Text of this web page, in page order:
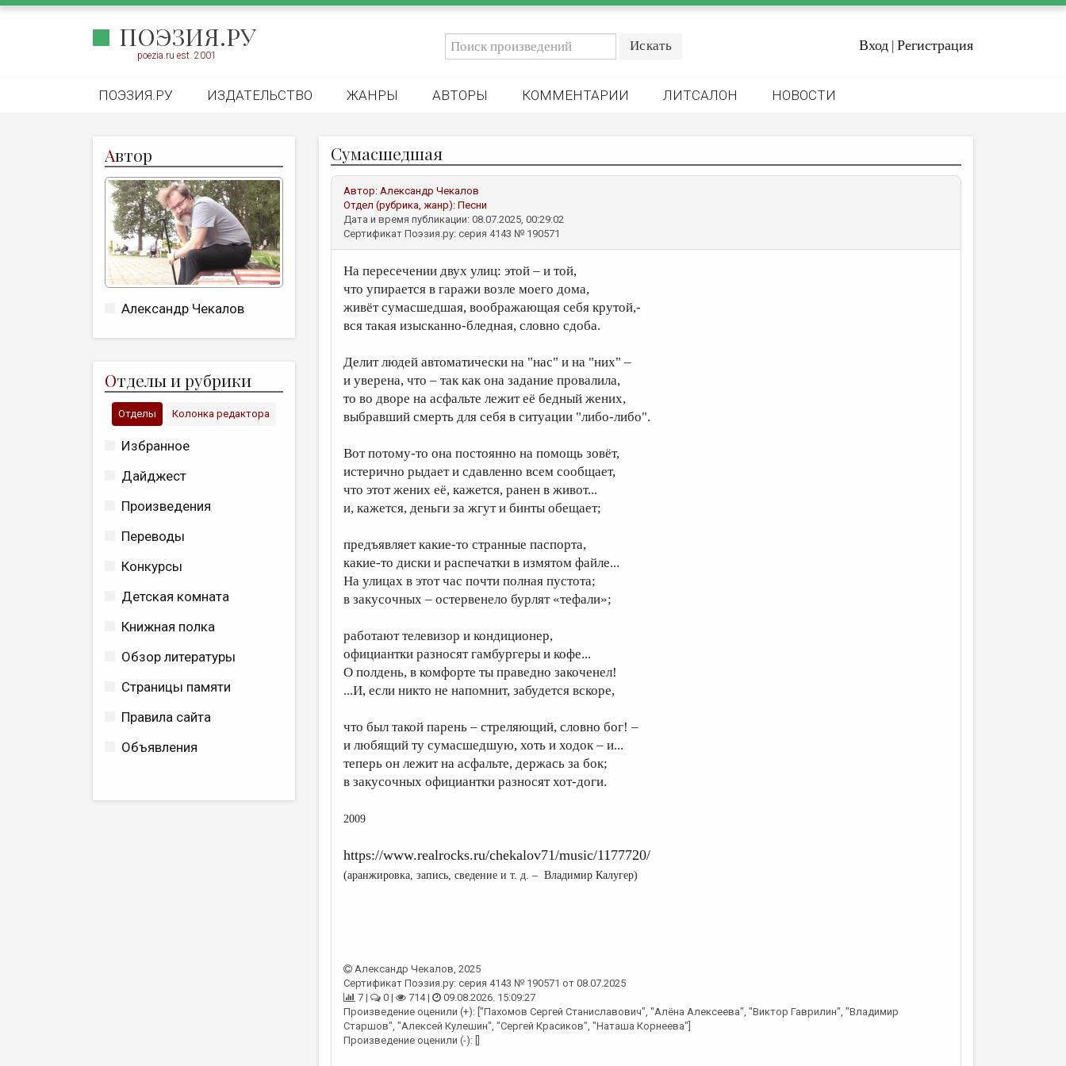
ПОЭЗИЯ.РУ
poezia.ru est. 2001
Вход | Регистрация
ПОЭЗИЯ.РУ ИЗДАТЕЛЬСТВО ЖАНРЫ АВТОРЫ КОММЕНТАРИИ ЛИТСАЛОН НОВОСТИ
Автор
Александр Чекалов
Отделы и рубрики
Отделы Колонка редактора
Избранное
Дайджест
Произведения
Переводы
Конкурсы
Детская комната
Книжная полка
Обзор литературы
Страницы памяти
Правила сайта
Объявления
Сумасшедшая
Автор: Александр Чекалов
Отдел (рубрика, жанр): Песни
Дата и время публикации: 08.07.2025, 00:29:02
Сертификат Поэзия.ру: серия 4143 № 190571
На пересечении двух улиц: этой – и той,
что упирается в гаражи возле моего дома,
живёт сумасшедшая, воображающая себя крутой,-
вся такая изысканно-бледная, словно сдоба.
Делит людей автоматически на "нас" и на "них" –
и уверена, что – так как она задание провалила,
то во дворе на асфальте лежит её бедный жених,
выбравший смерть для себя в ситуации "либо-либо".
Вот потому-то она постоянно на помощь зовёт,
истерично рыдает и сдавленно всем сообщает,
что этот жених её, кажется, ранен в живот...
и, кажется, деньги за жгут и бинты обещает;
предъявляет какие-то странные паспорта,
какие-то диски и распечатки в измятом файле...
На улицах в этот час почти полная пустота;
в закусочных – остервенело бурлят «тефали»;
работают телевизор и кондиционер,
официантки разносят гамбургеры и кофе...
О полдень, в комфорте ты праведно закоченел!
...И, если никто не напомнит, забудется вскоре,
что был такой парень – стреляющий, словно бог! –
и любящий ту сумасшедшую, хоть и ходок – и...
теперь он лежит на асфальте, держась за бок;
в закусочных официантки разносят хот-доги.
2009
https://www.realrocks.ru/chekalov71/music/1177720/
­­(аранжировка, запись, сведение и т. д. – Владимир Калугер)
Александр Чекалов, 2025
Сертификат Поэзия.ру: серия 4143 № 190571 от 08.07.2025
7 |
0 | 714 |
09.08.2026. 15:09:27
Произведение оценили (+): ["Пахомов Сергей Станиславович", "Алёна Алексеева", "Виктор Гаврилин", "Владимир
Старшов", "Алексей Кулешин", "Сергей Красиков", "Наташа Корнеева"]
Произведение оценили (-): []